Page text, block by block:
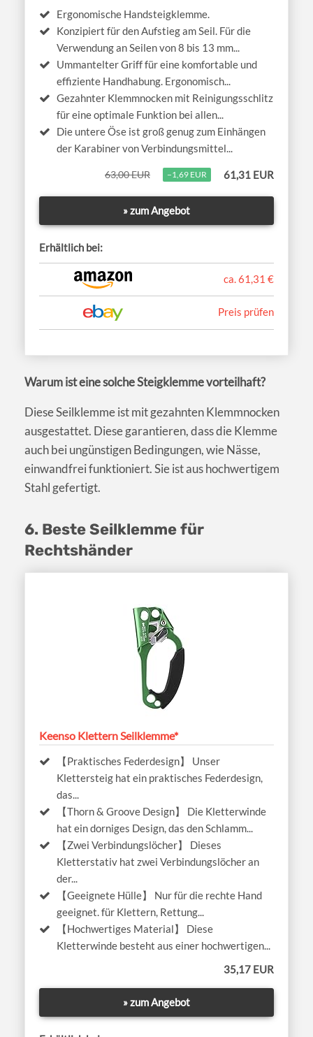
Ergonomische Handsteigklemme.
Konzipiert für den Aufstieg am Seil. Für die
Verwendung an Seilen von 8 bis 13 mm...
Ummantelter Griff für eine komfortable und
effiziente Handhabung. Ergonomisch...
Gezahnter Klemmnocken mit Reinigungsschlitz
für eine optimale Funktion bei allen...
Die untere Öse ist groß genug zum Einhängen
der Karabiner von Verbindungsmittel...
63,00 EUR −1,69 EUR 61,31 EUR
» zum Angebot
Erhältlich bei:
ca. 61,31 €
Preis prüfen
Warum ist eine solche Steigklemme vorteilhaft?
Diese Seilklemme ist mit gezahnten Klemmnocken
ausgestattet. Diese garantieren, dass die Klemme
auch bei ungünstigen Bedingungen, wie Nässe,
einwandfrei funktioniert. Sie ist aus hochwertigem
Stahl gefertigt.
6. Beste Seilklemme für
Rechtshänder
Keenso Klettern Seilklemme*
【Praktisches Federdesign】 Unser
Klettersteig hat ein praktisches Federdesign,
das...
【Thorn & Groove Design】 Die Kletterwinde
hat ein dorniges Design, das den Schlamm...
【Zwei Verbindungslöcher】 Dieses
Kletterstativ hat zwei Verbindungslöcher an
der...
【Geeignete Hülle】 Nur für die rechte Hand
geeignet. für Klettern, Rettung...
【Hochwertiges Material】 Diese
Kletterwinde besteht aus einer hochwertigen...
35,17 EUR
» zum Angebot